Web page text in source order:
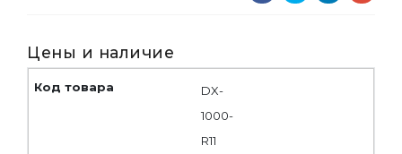
Цены и наличие
DX-
1000-
R11